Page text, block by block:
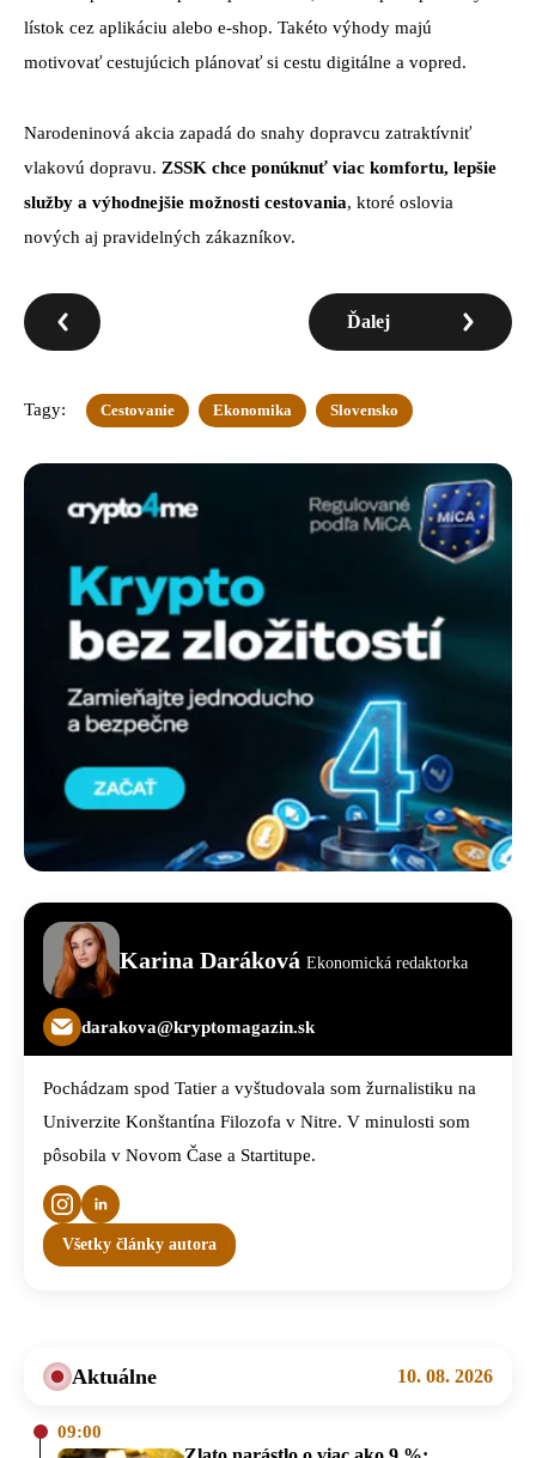
lístok cez aplikáciu alebo e-shop. Takéto výhody majú
motivovať cestujúcich plánovať si cestu digitálne a vopred.
Narodeninová akcia zapadá do snahy dopravcu zatraktívniť
vlakovú dopravu. ZSSK chce ponúknuť viac komfortu, lepšie
služby a výhodnejšie možnosti cestovania, ktoré oslovia
nových aj pravidelných zákazníkov.
Ďalej
Tagy: Cestovanie Ekonomika Slovensko
Karina Daráková Ekonomická redaktorka
darakova@kryptomagazin.sk
Pochádzam spod Tatier a vyštudovala som žurnalistiku na
Univerzite Konštantína Filozofa v Nitre. V minulosti som
pôsobila v Novom Čase a Startitupe.
Všetky články autora
Aktuálne 10. 08. 2026
09:00